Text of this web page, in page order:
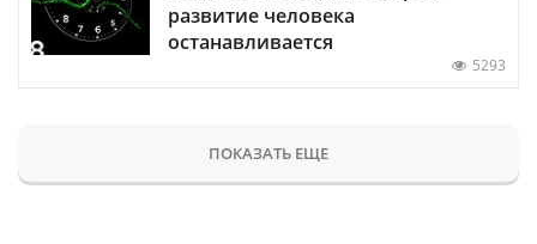
развитие человека
останавливается
5293
ПОКАЗАТЬ ЕЩЕ